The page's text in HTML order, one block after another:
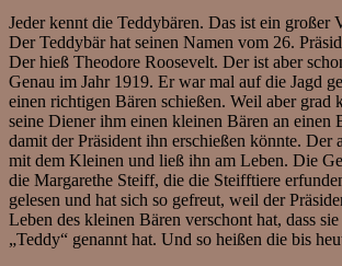
Jeder kennt die Teddybären. Das ist ein großer
Der Teddybär hat seinen Namen vom 26.
Der hieß Theodore Roosevelt. Der ist aber
Genau im Jahr 1919. Er war mal auf die Jagd
einen richtigen Bären schießen. Weil aber grad
seine Diener ihm einen kleinen Bären an einen
damit der Präsident ihn erschießen könnte. Der
mit dem Kleinen und ließ ihn am Leben. Die
die Margarethe Steiff, die die Steifftiere
gelesen und hat sich so gefreut, weil der
Leben des kleinen Bären verschont hat, dass
„Teddy“ genannt hat. Und so heißen die bis